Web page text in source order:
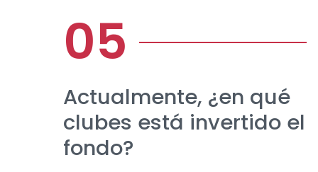
Actualmente, ¿en qué
clubes está invertido el
fondo?